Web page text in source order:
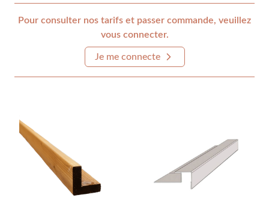
Pour consulter nos tarifs et passer commande, veuillez
vous connecter.
Je me connecte